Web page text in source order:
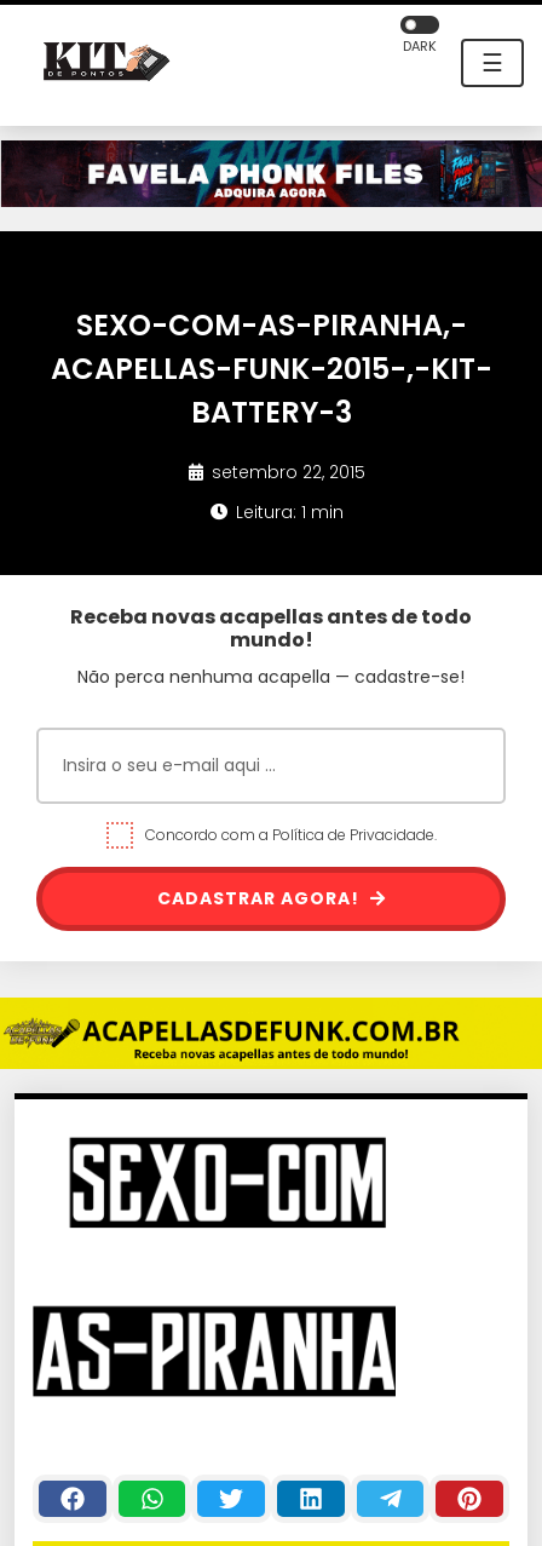
☰
DARK
SEXO-COM-AS-PIRANHA,-
ACAPELLAS-FUNK-2015-,-KIT-
BATTERY-3
setembro 22, 2015
Leitura: 1 min
Receba novas acapellas antes de todo
mundo!
Não perca nenhuma acapella — cadastre-se!
Concordo com a Política de Privacidade.
CADASTRAR AGORA!